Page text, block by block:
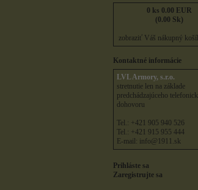
0 ks 0.00 EUR
(0.00 Sk)
zobraziť Váš nákupný
Kontaktné informácie
LVL Armory, s.r.o.
stretnutie len na základe
predchádzajúceho
dohovoru
Tel.: +421 905 940 526
Tel.: +421 915 955 444
E-mail: info@1911.sk
Prihláste sa
Zaregistrujte sa